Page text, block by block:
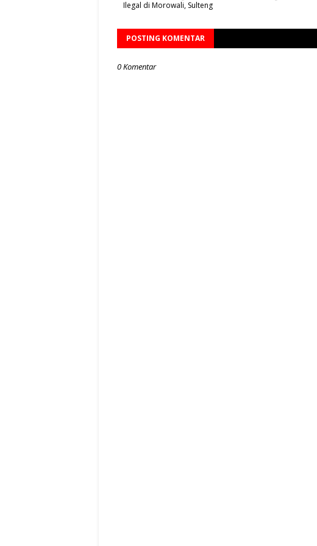
Ilegal di Morowali, Sulteng
POSTING KOMENTAR
0 Komentar